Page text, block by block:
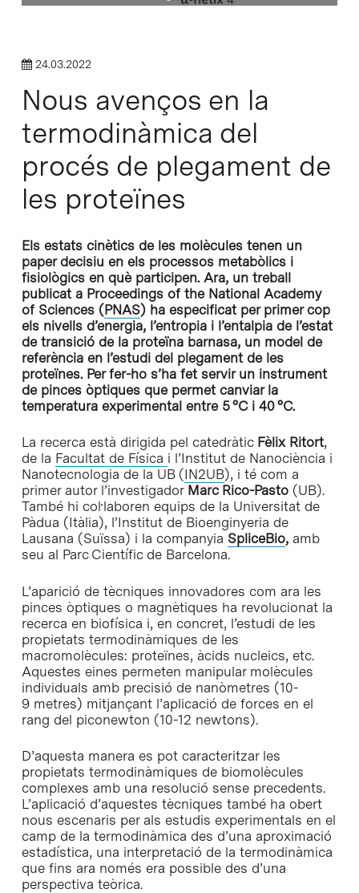
24.03.2022
Nous avenços en la
termodinàmica del
procés de plegament de
les proteïnes
Els estats cinètics de les molècules tenen un
paper decisiu en els processos metabòlics i
fisiològics en què participen. Ara, un treball
publicat a Proceedings of the National Academy
of Sciences(PNAS) ha especificat per primer cop
els nivells d’energia, l’entropia i l’entalpia de l’estat
de transició de la proteïna barnasa, un model de
referència en l’estudi del plegament de les
proteïnes. Per fer-ho s’ha fet servir un instrument
de pinces òptiques que permet canviar la
temperatura experimental entre 5 °C i 40 °C.
La recerca està dirigida pel catedràtic Fèlix Ritort,
de la Facultat de Física i l’Institut de Nanociència i
Nanotecnologia de la UB (IN2UB), i té com a
primer autor l’investigador Marc Rico-Pasto(UB).
També hi col·laboren equips de la Universitat de
Pàdua (Itàlia), l’Institut de Bioenginyeria de
Lausana (Suïssa) i la companyia SpliceBio,amb
seu al Parc Científic de Barcelona.
L’aparició de tècniques innovadores com ara les
pinces òptiques o magnètiques ha revolucionat la
recerca en biofísica i, en concret, l’estudi de les
propietats termodinàmiques de les
macromolècules: proteïnes, àcids nucleics, etc.
Aquestes eines permeten manipular molècules
individuals amb precisió de nanòmetres (10-
9 metres) mitjançant l’aplicació de forces en el
rang del piconewton (10-12 newtons).
D’aquesta manera es pot caracteritzar les
propietats termodinàmiques de biomolècules
complexes amb una resolució sense precedents.
L’aplicació d’aquestes tècniques també ha obert
nous escenaris per als estudis experimentals en el
camp de la termodinàmica des d’una aproximació
estadística, una interpretació de la termodinàmica
que fins ara només era possible des d’una
perspectiva teòrica.